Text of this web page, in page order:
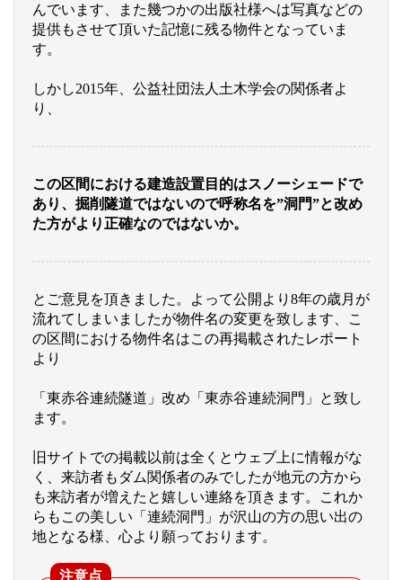
んでいます、また幾つかの出版社様へは写真などの
提供もさせて頂いた記憶に残る物件となっていま
す。
しかし2015年、公益社団法人土木学会の関係者よ
り、
この区間における建造設置目的はスノーシェードで
あり、掘削隧道ではないので呼称名を”洞門”と改め
た方がより正確なのではないか。
とご意見を頂きました。よって公開より8年の歳月が
流れてしまいましたが物件名の変更を致します、こ
の区間における物件名はこの再掲載されたレポート
より
「東赤谷連続隧道」改め「東赤谷連続洞門」と致し
ます。
旧サイトでの掲載以前は全くとウェブ上に情報がな
く、来訪者もダム関係者のみでしたが地元の方から
も来訪者が増えたと嬉しい連絡を頂きます。これか
らもこの美しい「連続洞門」が沢山の方の思い出の
地となる様、心より願っております。
注意点